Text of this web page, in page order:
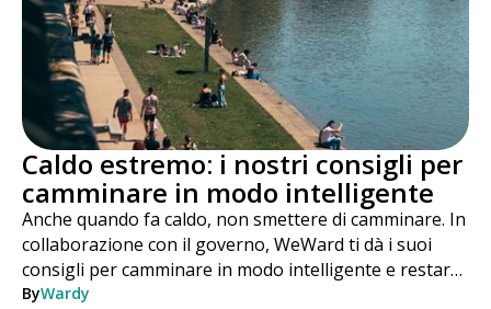
Caldo estremo: i nostri consigli per
camminare in modo intelligente
Anche quando fa caldo, non smettere di camminare. In
collaborazione con il governo, WeWard ti dà i suoi
consigli per camminare in modo intelligente e restare
attivo in tutta sicurezza durante tutta l'estate.
ByWardy